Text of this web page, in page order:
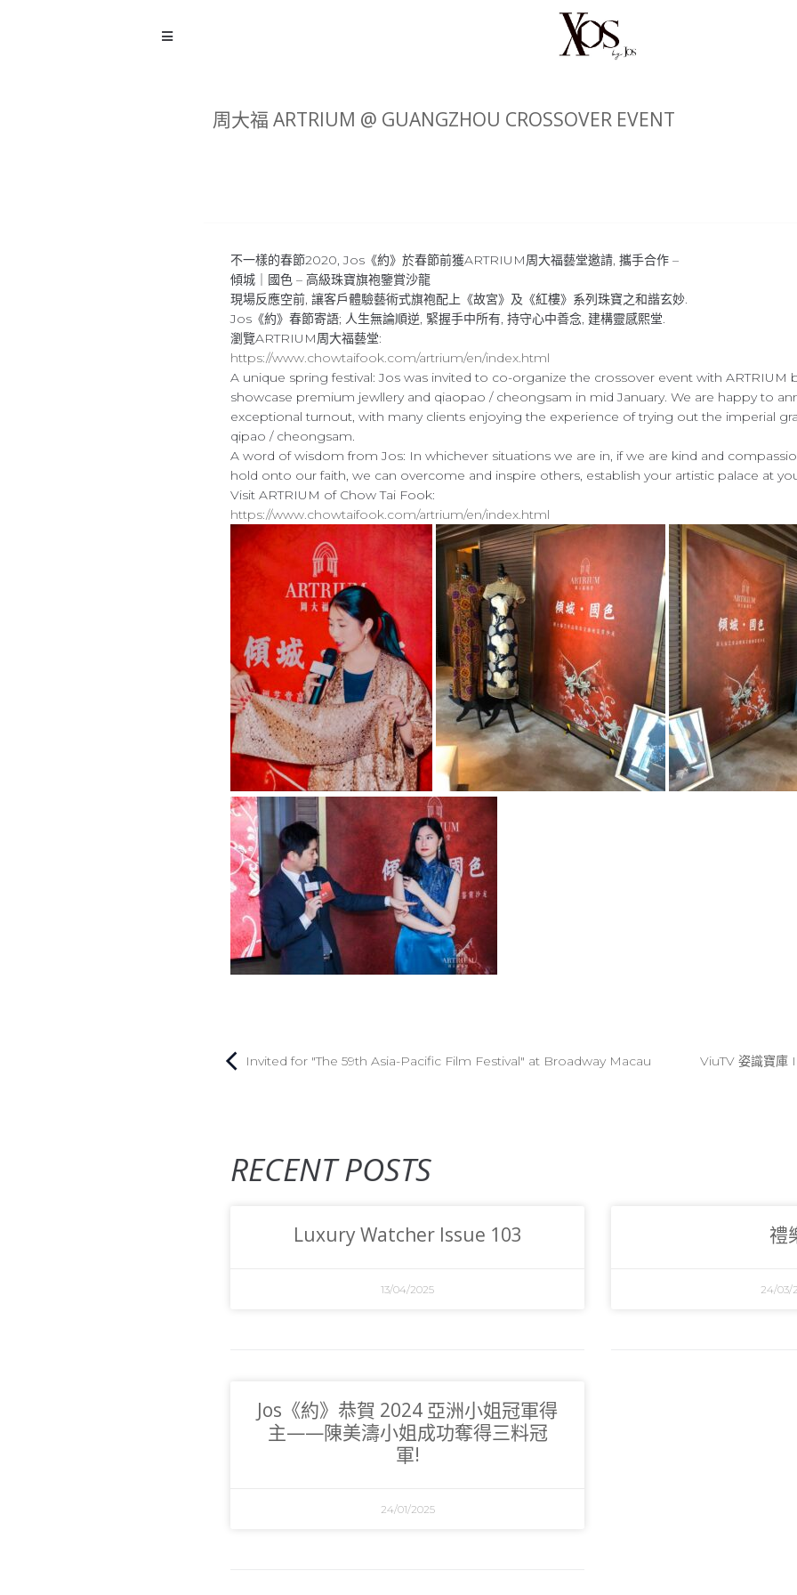
周大福 ARTRIUM @ GUANGZHOU CROSSOVER EVENT
不一樣的春節2020, Jos《約》於春節前獲ARTRIUM周大福藝堂邀請, 攜手合作 –
傾城｜國色 – 高級珠寶旗袍鑒賞沙龍
現場反應空前, 讓客戶體驗藝術式旗袍配上《故宮》及《紅樓》系列珠寶之和諧玄妙.
Jos《約》春節寄語; 人生無論順逆, 緊握手中所有, 持守心中善念, 建構靈感熙堂.
瀏覽ARTRIUM周大福藝堂:
https://www.chowtaifook.com/artrium/en/index.html
A unique spring festival: Jos was invited to co-organize the crossover event with ARTRIUM
showcase premium jewllery and qiaopao / cheongsam in mid January. We are happy to
exceptional turnout, with many clients enjoying the experience of trying out the imperial
qipao / cheongsam.
A word of wisdom from Jos: In whichever situations we are in, if we are kind and
hold onto our faith, we can overcome and inspire others, establish your artistic palace at
Visit ARTRIUM of Chow Tai Fook:
https://www.chowtaifook.com/artrium/en/index.html
Invited for "The 59th Asia-Pacific Film Festival" at Broadway Macau ViuTV 姿識寶庫
RECENT POSTS
Luxury Watcher Issue 103
13/04/2025
禮
24/03/
Jos《約》恭賀 2024 亞洲小姐冠軍得
主——陳美濤小姐成功奪得三料冠
軍!
24/01/2025